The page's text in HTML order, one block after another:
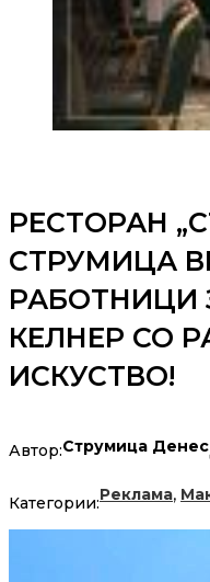
РЕСТОРАН
СТРУМИЦА
РАБОТНИЦИ
КЕЛНЕР СО
ИСКУСТВО!
Автор:Струмица Денес
Категории:Реклама,